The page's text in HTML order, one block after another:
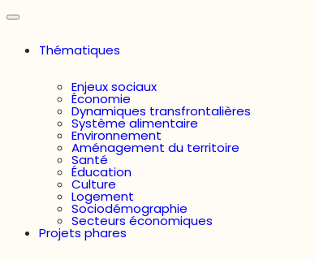
Thématiques
Enjeux sociaux
Économie
Dynamiques transfrontalières
Système alimentaire
Environnement
Aménagement du territoire
Santé
Éducation
Culture
Logement
Sociodémographie
Secteurs économiques
Projets phares